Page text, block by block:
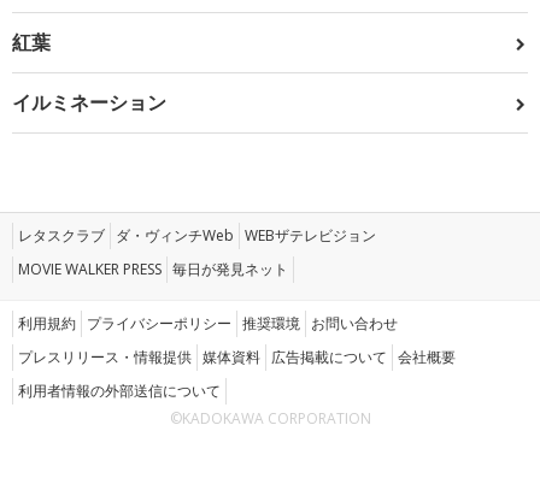
紅葉
イルミネーション
レタスクラブ ダ・ヴィンチWeb WEBザテレビジョン
MOVIE WALKER PRESS 毎日が発見ネット
利用規約 プライバシーポリシー 推奨環境 お問い合わせ
プレスリリース・情報提供 媒体資料 広告掲載について 会社概要
利用者情報の外部送信について
©KADOKAWA CORPORATION